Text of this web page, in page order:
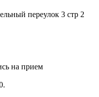
переулок 3 стр 2